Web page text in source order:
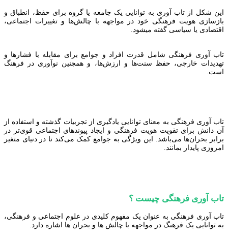
این شکل از تاب آوری به توانایی یک جامعه یا گروه برای حفظ، انطباق و
بازسازی هویت فرهنگی خود در مواجهه با چالش‌ها و تغییرات اجتماعی،
اقتصادی یا سیاسی گفته میشود.
تاب آوری فرهنگی شامل قدرت افراد و جوامع برای مقابله با فشارها و
تهدیدات خارجی، حفظ سنت‌ها و ارزش‌ها، و همچنین نوآوری در فرهنگ
است.
تاب آوری فرهنگی به معنای توانایی یادگیری از تجربیات گذشته و استفاده از
آن دانش برای تقویت هویت فرهنگی و ایجاد پیوندهای اجتماعی قوی‌تر در
برابر بحران‌ها می‌باشد. این ویژگی به جوامع کمک می‌کند تا در دنیای متغیر
امروزی پایدار بمانند.
تاب آوری فرهنگی چیست ؟
تاب آوری فرهنگی به عنوان یک مفهوم کلیدی در علوم اجتماعی و فرهنگی،
به توانایی یک فرهنگ در مواجهه با چالش ها و بحران ها اشاره دارد.